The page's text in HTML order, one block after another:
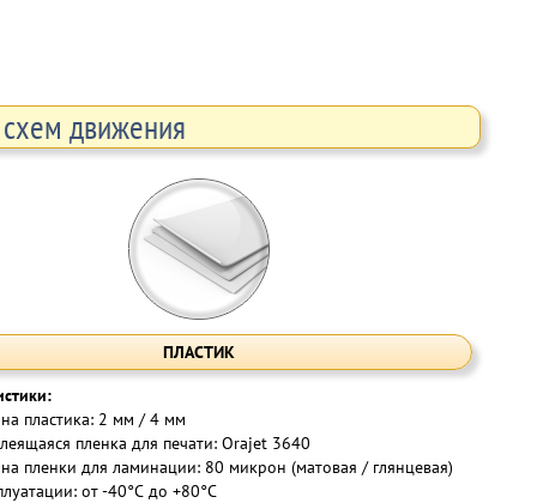
движения
ПЛАСТИК
пластика: 2 мм / 4 мм
пленка для печати: Orajet 3640
пленки для ламинации: 80 микрон (матовая / глянцевая)
от -40°С до +80°С